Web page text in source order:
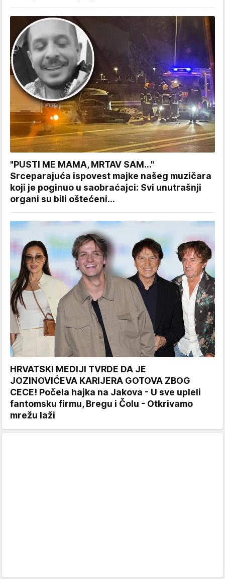
"PUSTI ME MAMA, MRTAV SAM..."
Srceparajuća ispovest majke našeg muzičara
koji je poginuo u saobraćajci: Svi unutrašnji
organi su bili oštećeni...
HRVATSKI MEDIJI TVRDE DA JE
JOZINOVIĆEVA KARIJERA GOTOVA ZBOG
CECE! Počela hajka na Jakova - U sve upleli
fantomsku firmu, Bregu i Čolu - Otkrivamo
mrežu laži